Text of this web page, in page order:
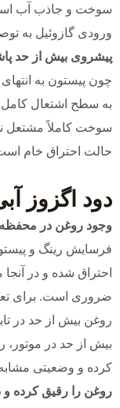
سوخت و جاذب آب
ورودی گازوئیل به
پیشروی بیش از حد
چون پیستون به
به سطح اشتعال
سوخت کاملاً مشتعل
حالت احتراق خام
دود اگزوز
وجود روغن در محفظه
فرسایش رینگ و
احتراق شده و در
ضروری است. برای
روغن بیش از حد در
بیش از حد در
کرده و وضعیتی
روغن را رقیق کرده و